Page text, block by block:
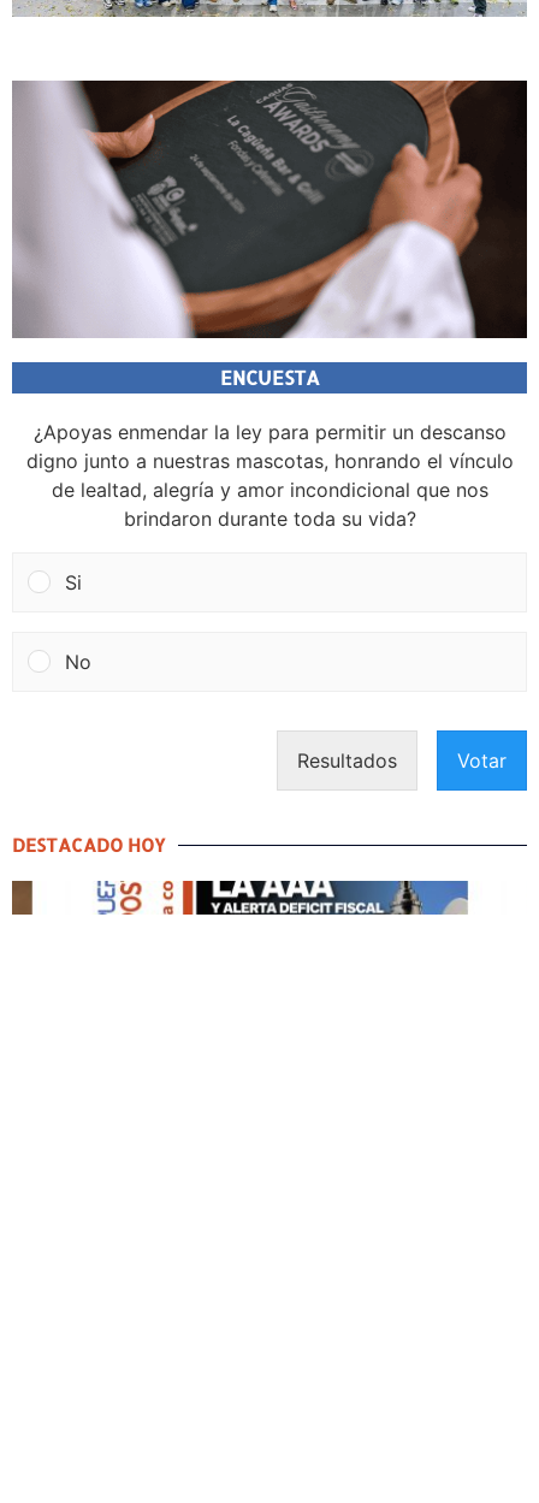
ENCUESTA
¿Apoyas enmendar la ley para permitir un descanso
digno junto a nuestras mascotas, honrando el vínculo
de lealtad, alegría y amor incondicional que nos
brindaron durante toda su vida?
Si
No
Resultados Votar
DESTACADO HOY